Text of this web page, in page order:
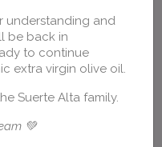
Precio
74.88€
understanding and
be back in
to continue
extra virgin olive oil.
Suerte Alta family.
💚